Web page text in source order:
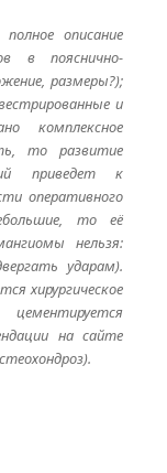
описание
в пояснично-
размеры?);
и
комплексное
то развитие
приведет к
оперативного
то её
нельзя:
ударам).
хирургическое
на сайте